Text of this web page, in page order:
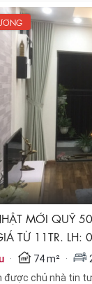
MỚI QUỸ
TỪ 11TR.
· 74 m² ·
được chủ nhà tin